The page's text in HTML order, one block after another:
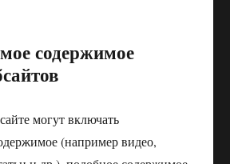
содержимое
могут включать
(например видео,